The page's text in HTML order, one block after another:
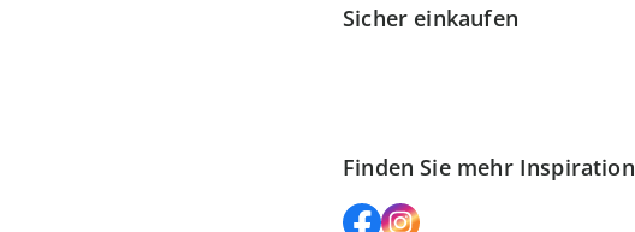
Sicher einkaufen
Finden Sie mehr Inspiration